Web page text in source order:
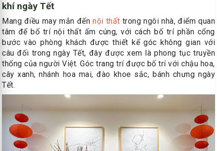
khí ngày Tết
Mang điều may mắn đếnnội thất trong ngôi nhà, điểm quan
tâm để bố trí nội thất ấm cúng, với cách bố trí phần cổng
bước vào phòng khách được thiết kế góc không gian với
câu đối trong ngày Tết, đây được xem là phong tục truyền
thống của người Việt. Góc trang trí được bố trí với chậu hoa,
cây xanh, nhánh hoa mai, đào khoe sắc, bánh chưng ngày
Tết.